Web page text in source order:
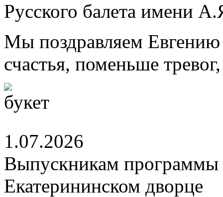
Русского балета имени
Мы поздравляем
счастья, поменьше
1.07.2026
Выпускникам
Екатерининском дворце